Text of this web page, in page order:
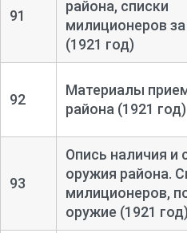
91
района, списки
милиционеров за
(1921 год)
92
Материалы
района (1921 год)
93
Опись наличия и
оружия района.
милиционеров,
оружие (1921 год)